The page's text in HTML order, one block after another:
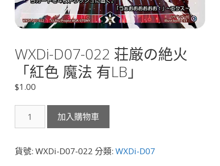
WXDi-D07-022 荘厳の絶火
「紅色 魔法 有LB」
$1.00
D07-
荘
加入購物車
貨號: WXDi-D07-022 分類: WXDi-D07